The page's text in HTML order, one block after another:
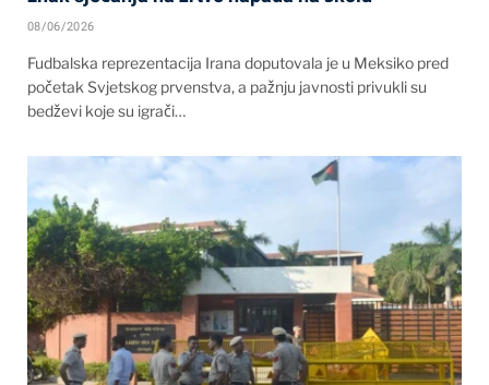
08/06/2026
Fudbalska reprezentacija Irana doputovala je u Meksiko pred
početak Svjetskog prvenstva, a pažnju javnosti privukli su
bedževi koje su igrači…